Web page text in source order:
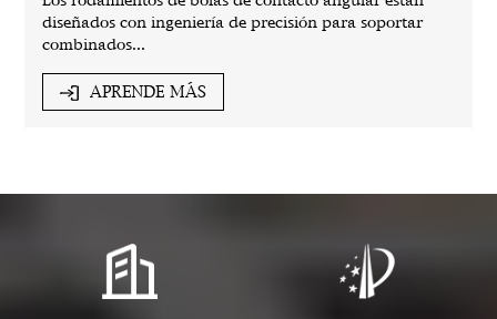
diseñados con ingeniería de precisión para soportar
combinados...
APRENDE MÁS